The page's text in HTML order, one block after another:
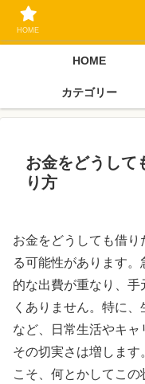
ブラックリスト長期延滞中
金ク
HOME
カテゴリー
お金をどうして
り方
お金をどうしても借
る可能性があります
的な出費が重なり、
くありません。特に
など、日常生活やキャ
その切実さは増しま
こそ、何とかしてこ
HOME